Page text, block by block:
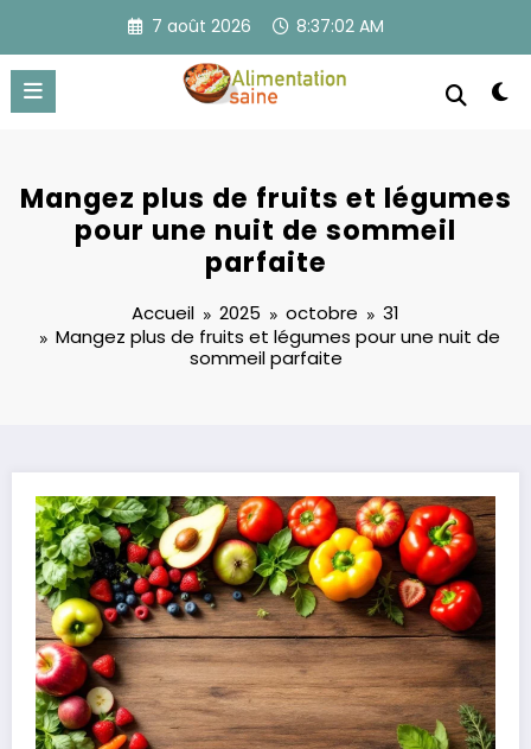
contenu
7 août 2026 8:37:02 AM
Mangez plus de fruits et légumes
pour une nuit de sommeil
parfaite
Accueil 2025 octobre
31
Mangez plus de fruits et légumes pour une nuit de
sommeil parfaite